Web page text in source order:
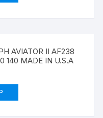
AVIATOR II AF238
140 MADE IN U.S.A